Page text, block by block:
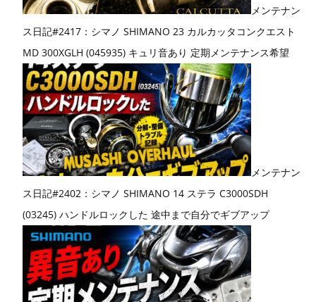
メンテナン
ス日記#2417：シマノ SHIMANO 23 カルカッタコンクエスト
MD 300XGLH (045935) キュリ音あり 定期メンテナンス希望
メンテナン
ス日記#2402：シマノ SHIMANO 14 ステラ C3000SDH
(03245) ハンドルロックした 途中まで自分でギブアップ